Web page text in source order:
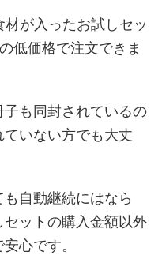
が入ったお試しセッ
低価格で注文できま
も同封されているの
いない方でも大丈
自動継続にはなら
ットの購入金額以外
心です。